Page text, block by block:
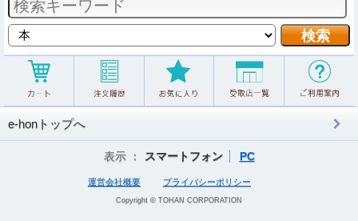
e-honトップへ
表示 ： スマートフォン PC
運営会社概要 プライバシーポリシー
Copyright © TOHAN CORPORATION